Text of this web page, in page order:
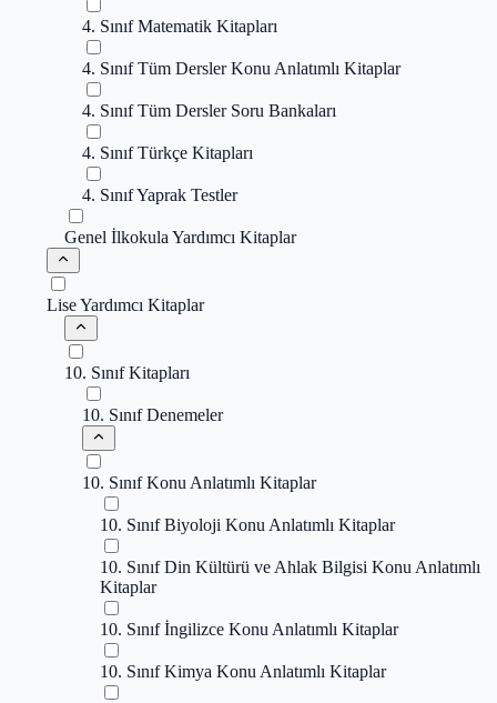
4. Sınıf Matematik Kitapları
4. Sınıf Tüm Dersler Konu Anlatımlı Kitaplar
4. Sınıf Tüm Dersler Soru Bankaları
4. Sınıf Türkçe Kitapları
4. Sınıf Yaprak Testler
Genel İlkokula Yardımcı Kitaplar
Lise Yardımcı Kitaplar
10. Sınıf Kitapları
10. Sınıf Denemeler
10. Sınıf Konu Anlatımlı Kitaplar
10. Sınıf Biyoloji Konu Anlatımlı Kitaplar
10. Sınıf Din Kültürü ve Ahlak Bilgisi Konu Anlatımlı
Kitaplar
10. Sınıf İngilizce Konu Anlatımlı Kitaplar
10. Sınıf Kimya Konu Anlatımlı Kitaplar